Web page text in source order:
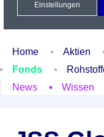
Xetra Realtime
Home Aktien
Fonds
News
Wissen
Einstellungen